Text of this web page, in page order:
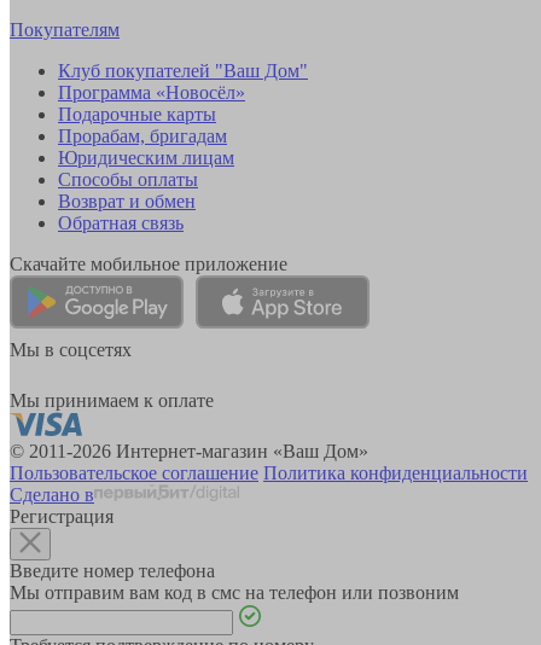
Покупателям
Клуб покупателей "Ваш Дом"
Программа «Новосёл»
Подарочные карты
Прорабам, бригадам
Юридическим лицам
Способы оплаты
Возврат и обмен
Обратная связь
Скачайте мобильное приложение
Мы в соцсетях
Мы принимаем к оплате
© 2011-2026 Интернет-магазин «Ваш Дом»
Пользовательское соглашение Политика конфиденциальности
Сделано в
Регистрация
Введите номер телефона
Мы отправим вам код в смс на телефон или позвоним